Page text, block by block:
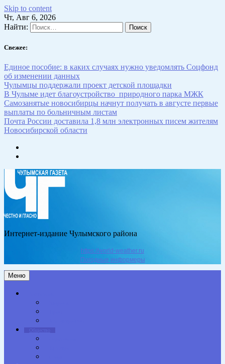
Skip to content
Чт, Авг 6, 2026
Найти:
Свежее:
Единое пособие: в каких случаях нужно уведомлять Соцфонд
об изменении данных
Чулымцы поддержали проект детской площадки
В Чулыме идет благоустройство природного парка МЖК
Самозанятые новосибирцы начнут получать в августе первые
выплаты по больничным листам
Почта России доставила 1,8 млн электронных писем жителям
Новосибирской области
Интернет-издание Чулымского района
https://world-weather.ru
Погодные информеры
Меню